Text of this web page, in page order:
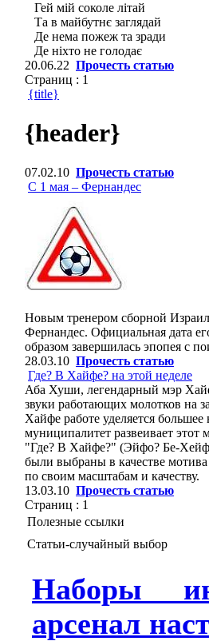
Гей мій соколе літай
Та в майбутнє заглядай
Де нема пожеж та зради
Де ніхто не голодає
20.06.22 Прочесть статью
Страниц : 1
{title}
{header}
07.02.10 Прочесть статью
С 1 мая – Фернандес
Новым тренером сборной
Фернандес. Официальная дата
образом завершилась эпопея с
28.03.10 Прочесть статью
Где? В Хайфе? на этой неделе
Аба Хуши, легендарный мэр
звуки работающих молотков на
Хайфе работе уделяется
муниципалитет развеивает этот
"Где? В Хайфе?" (Эйфо? Бе-
были выбраны в качестве
по своим масштабам и качеству.
13.03.10 Прочесть статью
Страниц : 1
Полезные ссылки
Статьи-случайный выбор
Наборы
арсенал